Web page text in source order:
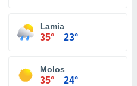
Lamia
35° 23°
Molos
35° 24°